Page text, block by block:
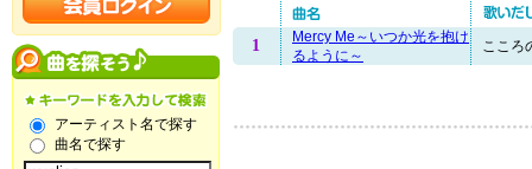
アーティスト名で探す
曲名で探す
1
Mercy Me～いつか光を抱け
るように～
こころ